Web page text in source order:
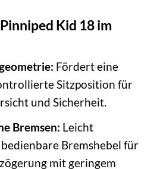
Kid 18 im
Fördert eine
Sitzposition für
und Sicherheit.
Bremsen: Leicht
Bremshebel für
mit geringem